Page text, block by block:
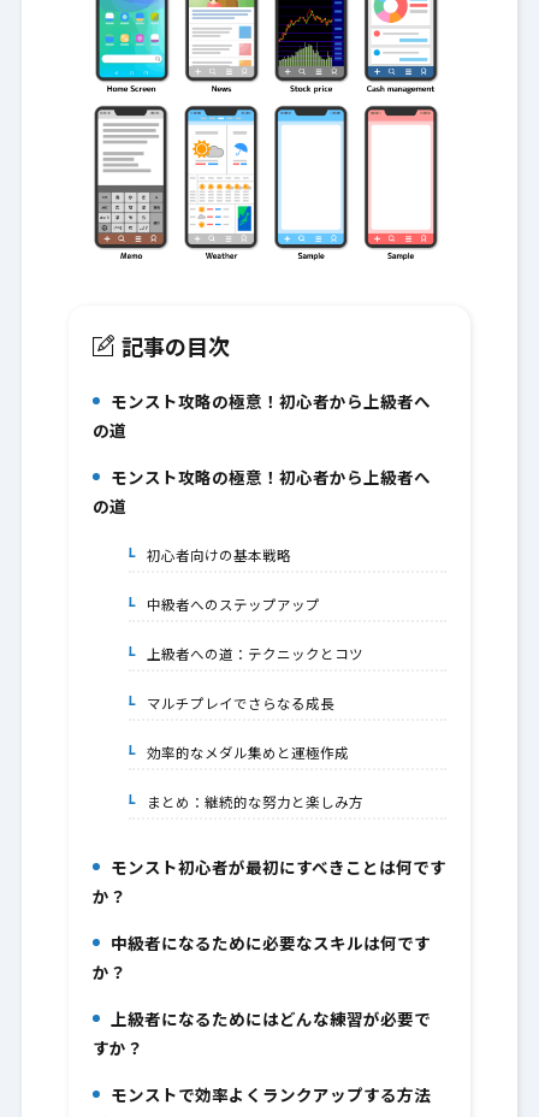
記事の目次
モンスト攻略の極意！初心者から上級者へ
の道
モンスト攻略の極意！初心者から上級者へ
の道
2-1.初心者向けの基本戦略
2-2.中級者へのステップアップ
2-3.上級者への道：テクニックとコツ
2-4.マルチプレイでさらなる成長
2-5.効率的なメダル集めと運極作成
2-6.まとめ：継続的な努力と楽しみ方
モンスト初心者が最初にすべきことは何です
か？
4.中級者になるために必要なスキルは何です
か？
5.上級者になるためにはどんな練習が必要で
すか？
モンストで効率よくランクアップする方法